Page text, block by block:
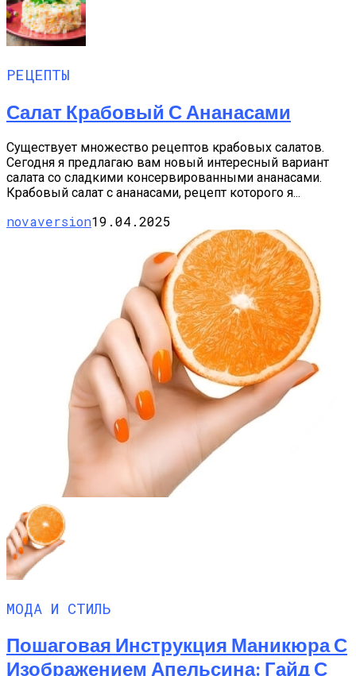
РЕЦЕПТЫ
Салат Крабовый С Ананасами
Существует множество рецептов крабовых салатов.
Сегодня я предлагаю вам новый интересный вариант
салата со сладкими консервированными ананасами.
Крабовый салат с ананасами, рецепт которого я...
novaversion19.04.2025
МОДА И СТИЛЬ
Пошаговая Инструкция Маникюра С
Изображением Апельсина: Гайд С